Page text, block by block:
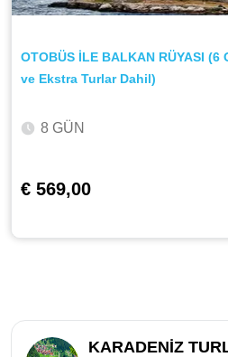
OTOBÜS İLE BALKAN RÜYASI
ve Ekstra Turlar Dahil)
8 GÜN
€ 569,00
KARADENİZ